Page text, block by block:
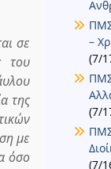
σε
του
της
με
όσο
–
(7/
(7/
(7/